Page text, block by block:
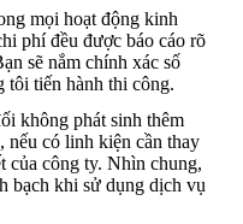
mọi hoạt động kinh
phí đều được báo cáo rõ
sẽ nắm chính xác số
tôi tiến hành thi công.
không phát sinh thêm
nếu có linh kiện cần thay
của công ty. Nhìn chung,
bạch khi sử dụng dịch vụ